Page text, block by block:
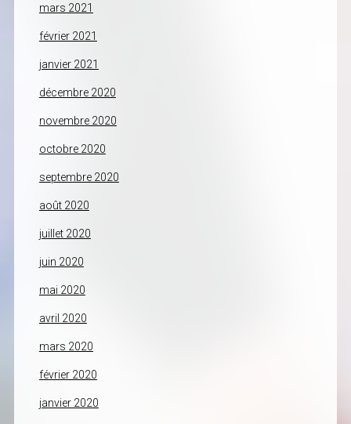
mars 2021
février 2021
janvier 2021
décembre 2020
novembre 2020
octobre 2020
septembre 2020
août 2020
juillet 2020
juin 2020
mai 2020
avril 2020
mars 2020
février 2020
janvier 2020